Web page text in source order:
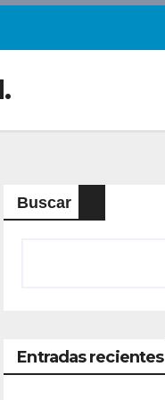
Buscar
Entradas recientes